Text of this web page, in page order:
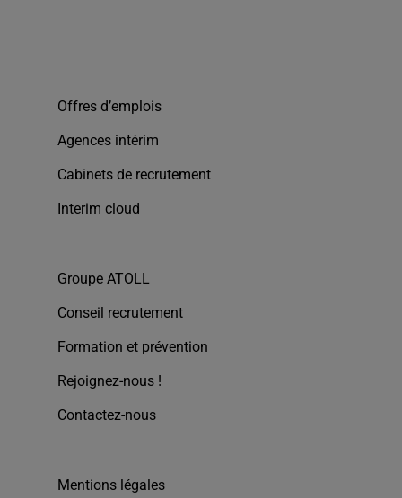
Offres d’emplois
Agences intérim
Cabinets de recrutement
Interim cloud
Groupe ATOLL
Conseil recrutement
Formation et prévention
Rejoignez-nous !
Contactez-nous
Mentions légales